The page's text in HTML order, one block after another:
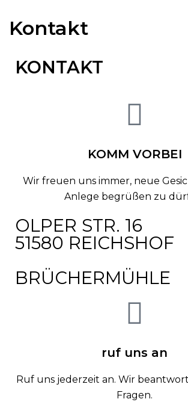
Kontakt
KONTAKT
KOMM VORBEI
Wir freuen uns immer, neue
Anlege begrüßen zu
OLPER STR. 16
51580 REICHSHOF
BRÜCHERMÜHLE
ruf uns an
Ruf uns jederzeit an. Wir
Fragen.